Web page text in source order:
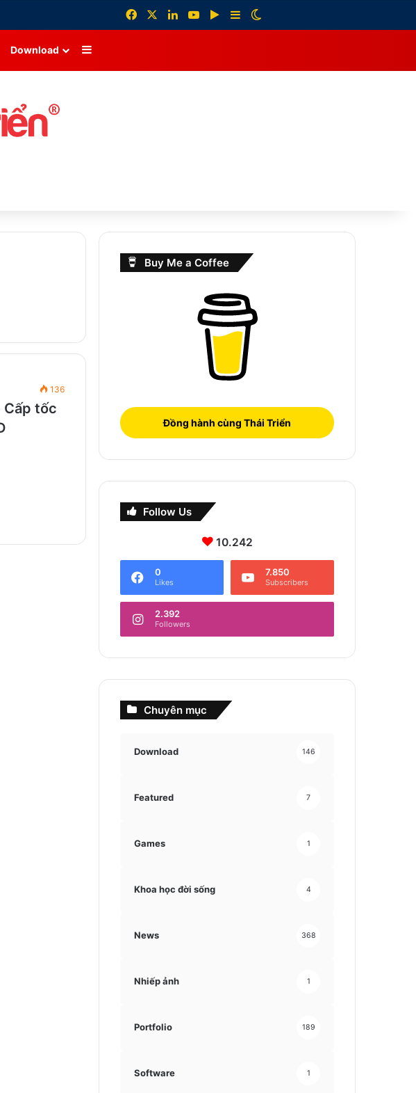
FacebookLinkedInYouTubeGoogle Play
Sidebar
Download Sidebar
136
Cấp tốc
Buy Me a Coffee
Đồng hành cùng Thái Triển
Follow Us
10.242
0
Likes
7.850
Subscribers
2.392
Followers
Chuyên mục
Download 146
Featured 7
Games 1
Khoa học đời sống 4
News 368
Nhiếp ảnh 1
Portfolio 189
Software 1